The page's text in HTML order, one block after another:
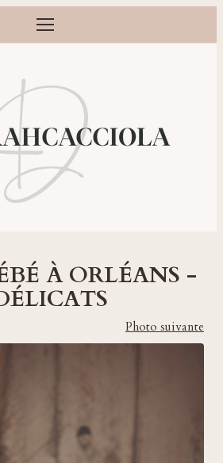
Ouvrir le menu
naissance, bébé et famille à Orléans
À ORLÉANS -
Photo suivante